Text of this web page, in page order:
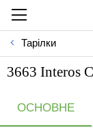
Тарілки
3663 Interos
ОСНОВНЕ